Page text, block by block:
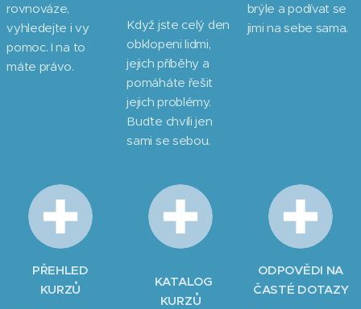
rovnováze,
vyhledejte i vy
pomoc. I na to
máte právo.
Když jste celý den
obklopeni lidmi,
jejich příběhy a
pomáháte řešit
jejich problémy.
Buďte chvíli jen
sami se sebou.
brýle a podívat se
jimi na sebe sama.
PŘEHLED
KURZŮ
KATALOG
KURZŮ
ODPOVĚDI NA
ČASTÉ DOTAZY